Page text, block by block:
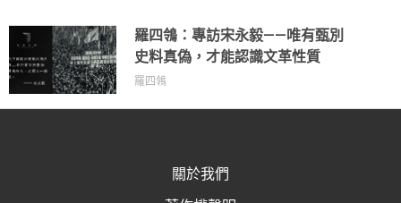
羅四鴒：專訪宋永毅——唯有甄別
史料真偽，才能認識文革性質
羅四鴒
關於我們